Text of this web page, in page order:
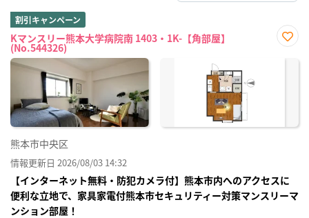
割引キャンペーン
Kマンスリー熊本大学病院南 1403・1K-【角部屋】
(No.544326)
に入
熊本市中央区
情報更新日 2026/08/03 14:32
【インターネット無料・防犯カメラ付】熊本市内へのアクセスに
便利な立地で、家具家電付熊本市セキュリティー対策マンスリーマ
ンション部屋！